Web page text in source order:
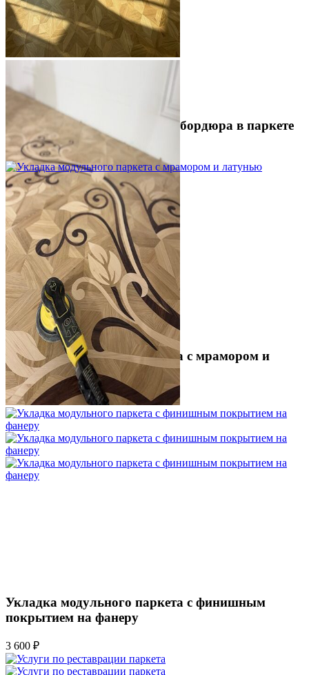
Устройство криволинейного бордюра в паркете
2 500 ₽
Укладка модульного паркета с мрамором и
латунью
3 500 ₽
Укладка модульного паркета с финишным
покрытием на фанеру
3 600 ₽